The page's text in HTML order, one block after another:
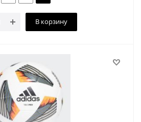
В корзину